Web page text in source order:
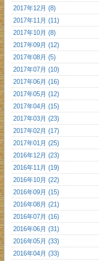
2017年12月 (8)
2017年11月 (11)
2017年10月 (8)
2017年09月 (12)
2017年08月 (5)
2017年07月 (10)
2017年06月 (16)
2017年05月 (12)
2017年04月 (15)
2017年03月 (23)
2017年02月 (17)
2017年01月 (25)
2016年12月 (23)
2016年11月 (19)
2016年10月 (22)
2016年09月 (15)
2016年08月 (21)
2016年07月 (16)
2016年06月 (31)
2016年05月 (33)
2016年04月 (33)